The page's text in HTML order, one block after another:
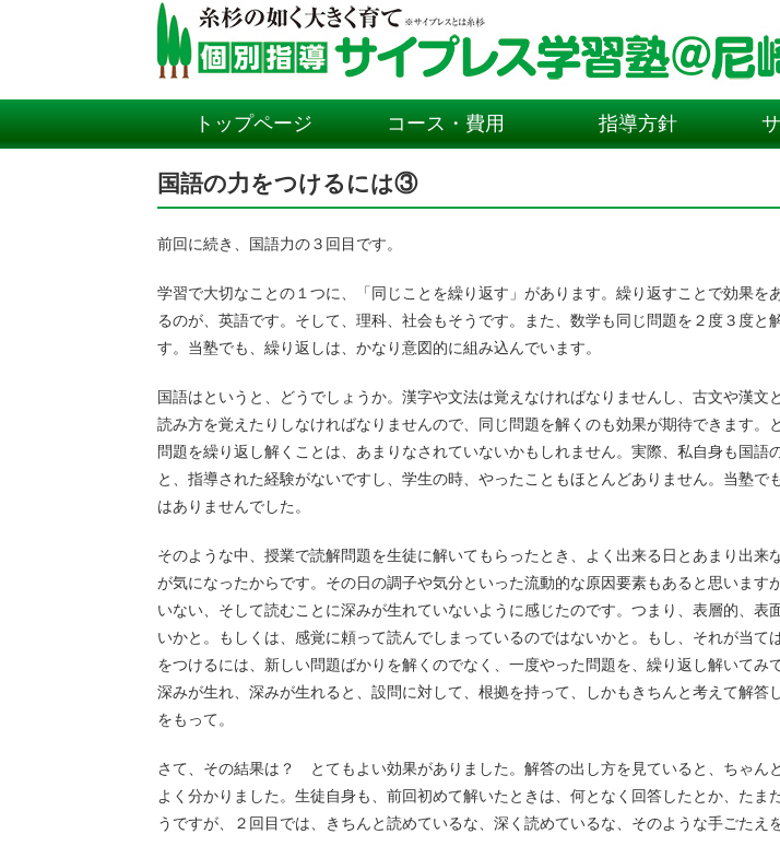
トップページ コース・費用 指導方針
国語の力をつけるには③
前回に続き、国語力の３回目です。
学習で大切なことの１つに、「同じことを繰り返す」があります。繰り返すことで効果を
るのが、英語です。そして、理科、社会もそうです。また、数学も同じ問題を２度３度と
す。当塾でも、繰り返しは、かなり意図的に組み込んでいます。
国語はというと、どうでしょうか。漢字や文法は覚えなければなりませんし、古文や漢文
読み方を覚えたりしなければなりませんので、同じ問題を解くのも効果が期待できます。
問題を繰り返し解くことは、あまりなされていないかもしれません。実際、私自身も国語
と、指導された経験がないですし、学生の時、やったこともほとんどありません。当塾で
はありませんでした。
そのような中、授業で読解問題を生徒に解いてもらったとき、よく出来る日とあまり出来
が気になったからです。その日の調子や気分といった流動的な原因要素もあると思います
いない、そして読むことに深みが生れていないように感じたのです。つまり、表層的、表
いかと。もしくは、感覚に頼って読んでしまっているのではないかと。もし、それが当て
をつけるには、新しい問題ばかりを解くのでなく、一度やった問題を、繰り返し解いてみ
深みが生れ、深みが生れると、設問に対して、根拠を持って、しかもきちんと考えて解答
をもって。
さて、その結果は？ とてもよい効果がありました。解答の出し方を見ていると、ちゃん
よく分かりました。生徒自身も、前回初めて解いたときは、何となく回答したとか、たま
うですが、２回目では、きちんと読めているな、深く読めているな、そのような手ごたえ